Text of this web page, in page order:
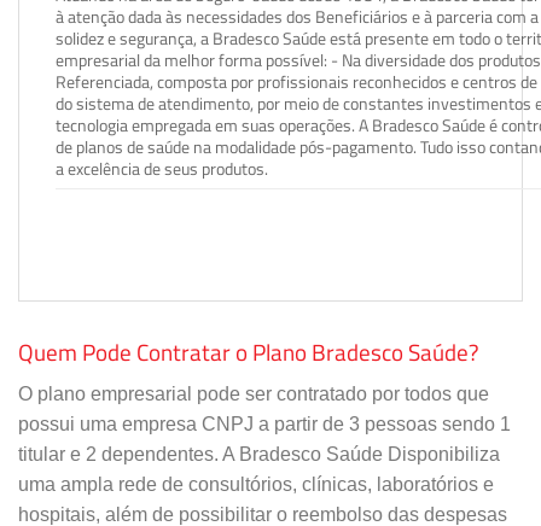
à atenção dada às necessidades dos Beneficiários e à parceria com
solidez e segurança, a Bradesco Saúde está presente em todo o
empresarial da melhor forma possível: - Na diversidade dos
Referenciada, composta por profissionais reconhecidos e centros
do sistema de atendimento, por meio de constantes investimentos
tecnologia empregada em suas operações. A Bradesco Saúde é
de planos de saúde na modalidade pós-pagamento. Tudo isso
a excelência de seus produtos.
Quem Pode Contratar o Plano Bradesco Saúde?
O plano empresarial pode ser contratado por todos que
possui uma empresa CNPJ a partir de 3 pessoas sendo 1
titular e 2 dependentes. A Bradesco Saúde Disponibiliza
uma ampla rede de consultórios, clínicas, laboratórios e
hospitais, além de possibilitar o reembolso das despesas